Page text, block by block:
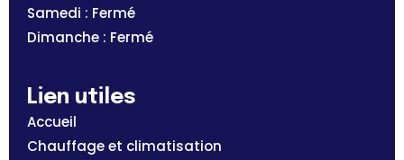
Samedi : Fermé
Dimanche : Fermé
Lien utiles
Accueil
Chauffage et climatisation